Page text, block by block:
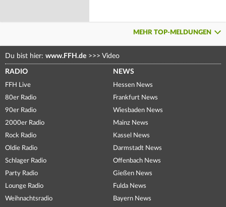
MEHR TOP-MELDUNGEN
Du bist hier: www.FFH.de >>> Video
RADIO
FFH Live
80er Radio
90er Radio
2000er Radio
Rock Radio
Oldie Radio
Schlager Radio
Party Radio
Lounge Radio
Weihnachtsradio
NEWS
Hessen News
Frankfurt News
Wiesbaden News
Mainz News
Kassel News
Darmstadt News
Offenbach News
Gießen News
Fulda News
Bayern News